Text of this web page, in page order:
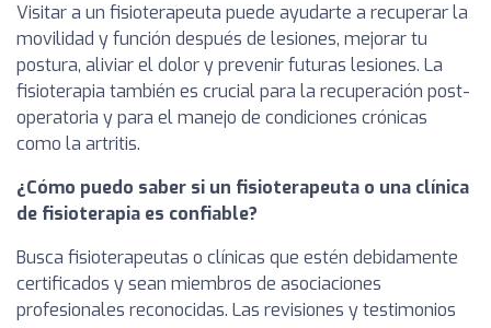
Visitar a un fisioterapeuta puede ayudarte a recuperar la
movilidad y función después de lesiones, mejorar tu
postura, aliviar el dolor y prevenir futuras lesiones. La
fisioterapia también es crucial para la recuperación post-
operatoria y para el manejo de condiciones crónicas
como la artritis.
¿Cómo puedo saber si un fisioterapeuta o una clínica
de fisioterapia es confiable?
Busca fisioterapeutas o clínicas que estén debidamente
certificados y sean miembros de asociaciones
profesionales reconocidas. Las revisiones y testimonios